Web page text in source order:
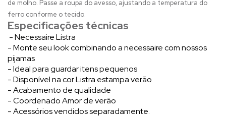
de molho. Passe a roupa do avesso, ajustando a temperatura do
ferro conforme o tecido.
Especificações técnicas
- Necessaire Listra
- Monte seu look combinando a necessaire com nossos
pijamas
- Ideal para guardar itens pequenos
- Disponível na cor Listra estampa verão
- Acabamento de qualidade
- Coordenado Amor de verão
- Acessórios vendidos separadamente.